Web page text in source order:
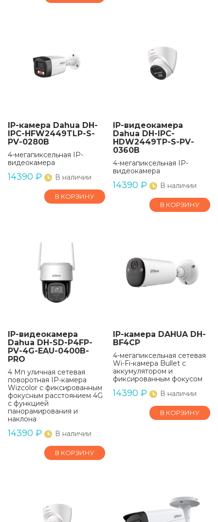
IP-камера Dahua DH-
IPC-HFW2449TLP-S-
PV-0280B
4-мегапиксельная IP-
видеокамера
14390 ₽ В наличии
В КОРЗИНУ
IP-видеокамера
Dahua DH-IPC-
HDW2449TP-S-PV-
0360B
4-мегапиксельная IP-
видеокамера
14390 ₽ В наличии
В КОРЗИНУ
IP-видеокамера
Dahua DH-SD-P4FP-
PV-4G-EAU-0400B-
PRO
4 Мп уличная сетевая
поворотная IP-камера
Wizcolor с фиксированным
фокусным расстоянием 4G
с функцией
панорамирования и
наклона
14390 ₽ В наличии
В КОРЗИНУ
IP-камера DAHUA DH-
BF4CP
4-мегапиксельная сетевая
Wi-Fi-камера Bullet с
аккумулятором и
фиксированным фокусом
14390 ₽ В наличии
В КОРЗИНУ